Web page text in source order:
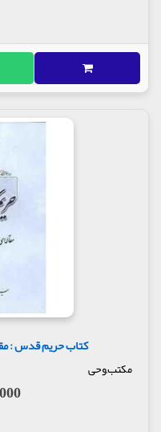
کتاب حریم قدس :
مکتب,وحی